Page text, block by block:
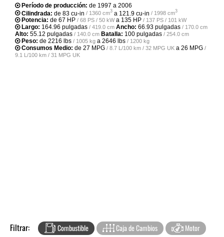
Período de producción: de 1997 a 2006
Cilindrada: de 83 cu-in / 1360 cm3 a 121.9 cu-in / 1998 cm3
Potencia: de 67 HP / 68 PS / 50 kWa 135 HP / 137 PS / 101 kW
Largo: 164.96 pulgadas / 419.0 cm Ancho: 66.93 pulgadas / 170.0 cm
Alto: 55.12 pulgadas / 140.0 cm Batalla: 100 pulgadas / 254.0 cm
Peso: de 2216 lbs / 1005 kg a 2646 lbs / 1200 kg
Consumos Medio: de 27 MPG / 8.7 L/100 km / 32 MPG UK a 26 MPG /
9.1 L/100 km / 31 MPG UK
Filtrar: Combustible Caja de Cambios Motor